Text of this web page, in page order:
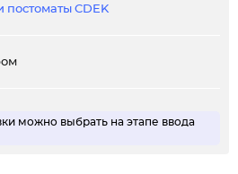
постоматы CDEK
можно выбрать на этапе ввода